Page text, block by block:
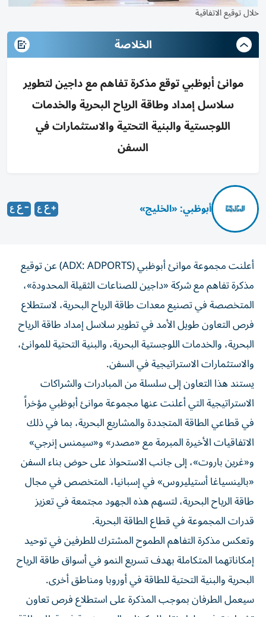
خلال توقيع الاتفاقية
الخلاصة
موانئ أبوظبي توقع مذكرة تفاهم مع داجين لتطوير
سلاسل إمداد وطاقة الرياح البحرية والخدمات
اللوجستية والبنية التحتية والاستثمارات في
السفن
أبوظبي: «الخليج»
أعلنت مجموعة موانئ أبوظبي (ADX: ADPORTS) عن توقيع
مذكرة تفاهم مع شركة «داجين للصناعات الثقيلة المحدودة»،
المتخصصة في تصنيع معدات طاقة الرياح البحرية، لاستطلاع
فرص التعاون طويل الأمد في تطوير سلاسل إمداد طاقة الرياح
البحرية، والخدمات اللوجستية البحرية، والبنية التحتية للموانئ،
والاستثمارات الاستراتيجية في السفن.
يستند هذا التعاون إلى سلسلة من المبادرات والشراكات
الاستراتيجية التي أعلنت عنها مجموعة موانئ أبوظبي مؤخراً
في قطاعي الطاقة المتجددة والمشاريع البحرية، بما في ذلك
الاتفاقيات الأخيرة المبرمة مع «مصدر» و«سيمنس إنرجي»
و«غرين باروت»، إلى جانب الاستحواذ على حوض بناء السفن
«بالينسياغا أستيليروس» في إسبانيا، المتخصص في مجال
طاقة الرياح البحرية، لتسهم هذه الجهود مجتمعة في تعزيز
قدرات المجموعة في قطاع الطاقة البحرية.
وتعكس مذكرة التفاهم الطموح المشترك للطرفين في توحيد
إمكاناتهما المتكاملة بهدف تسريع النمو في أسواق طاقة الرياح
البحرية والبنية التحتية للطاقة في أوروبا ومناطق أخرى.
سيعمل الطرفان بموجب المذكرة على استطلاع فرص تعاون